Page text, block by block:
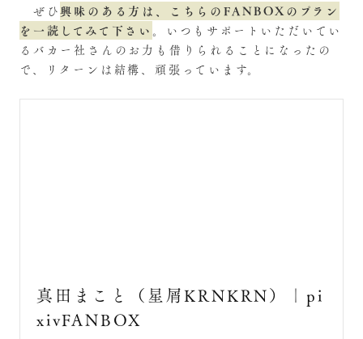
ぜひ興味のある方は、こちらのFANBOXのプラン
を一読してみて下さい。いつもサポートいただいてい
るバカー社さんのお力も借りられることになったの
で、リターンは結構、頑張っています。
真田まこと（星屑KRNKRN）｜pi
xivFANBOX